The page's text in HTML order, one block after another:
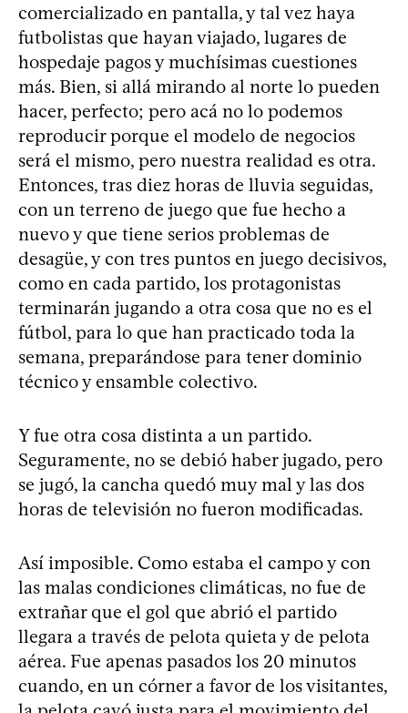
comercializado en pantalla, y tal vez haya
futbolistas que hayan viajado, lugares de
hospedaje pagos y muchísimas cuestiones
más. Bien, si allá mirando al norte lo pueden
hacer, perfecto; pero acá no lo podemos
reproducir porque el modelo de negocios
será el mismo, pero nuestra realidad es otra.
Entonces, tras diez horas de lluvia seguidas,
con un terreno de juego que fue hecho a
nuevo y que tiene serios problemas de
desagüe, y con tres puntos en juego decisivos,
como en cada partido, los protagonistas
terminarán jugando a otra cosa que no es el
fútbol, para lo que han practicado toda la
semana, preparándose para tener dominio
técnico y ensamble colectivo.
Y fue otra cosa distinta a un partido.
Seguramente, no se debió haber jugado, pero
se jugó, la cancha quedó muy mal y las dos
horas de televisión no fueron modificadas.
Así imposible. Como estaba el campo y con
las malas condiciones climáticas, no fue de
extrañar que el gol que abrió el partido
llegara a través de pelota quieta y de pelota
aérea. Fue apenas pasados los 20 minutos
cuando, en un córner a favor de los visitantes,